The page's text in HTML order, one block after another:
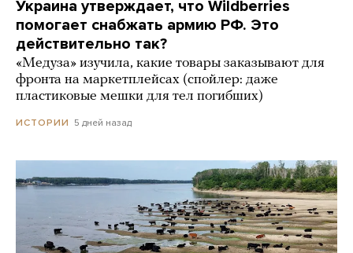
Украина утверждает, что Wildberries
помогает снабжать армию РФ. Это
действительно так?
«Медуза» изучила, какие товары заказывают для
фронта на маркетплейсах (спойлер: даже
пластиковые мешки для тел погибших)
ИСТОРИИ 5 дней назад